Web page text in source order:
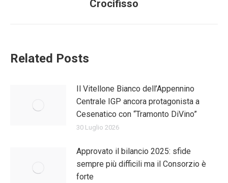
Crocifisso
Related Posts
Il Vitellone Bianco dell’Appennino
Centrale IGP ancora protagonista a
Cesenatico con “Tramonto DiVino”
30 Luglio 2026
Approvato il bilancio 2025: sfide
sempre più difficili ma il Consorzio è
forte